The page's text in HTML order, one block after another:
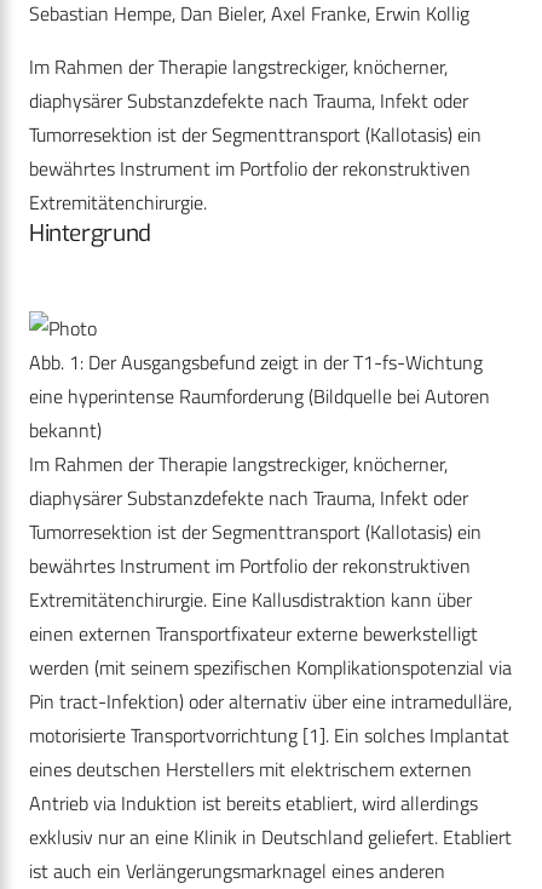
Sebastian Hempe, Dan Bieler, Axel Franke, Erwin Kollig
Im Rahmen der Therapie langstreckiger, knöcherner,
diaphysärer Substanzdefekte nach Trauma, Infekt oder
Tumorresektion ist der Segmenttransport (Kallotasis) ein
bewährtes Instrument im Portfolio der rekonstruktiven
Extremitätenchirurgie.
Hintergrund
Abb. 1: Der Ausgangsbefund zeigt in der T1-fs-Wichtung
eine hyperintense Raumforderung (Bildquelle bei Autoren
bekannt)
Im Rahmen der Therapie langstreckiger, knöcherner,
diaphysärer Substanzdefekte nach Trauma, Infekt oder
Tumorresektion ist der Segmenttransport (Kallotasis) ein
bewährtes Instrument im Portfolio der rekonstruktiven
Extremitätenchirurgie. Eine Kallusdistraktion kann über
einen externen Transportfixateur externe bewerkstelligt
werden (mit seinem spezifischen Komplikationspotenzial via
Pin tract-Infektion) oder alternativ über eine intramedulläre,
motorisierte Transportvorrichtung [1]. Ein solches Implantat
eines deutschen Herstellers mit elektrischem externen
Antrieb via Induktion ist bereits etabliert, wird allerdings
exklusiv nur an eine Klinik in Deutschland geliefert. Etabliert
ist auch ein Verlängerungsmarknagel eines anderen